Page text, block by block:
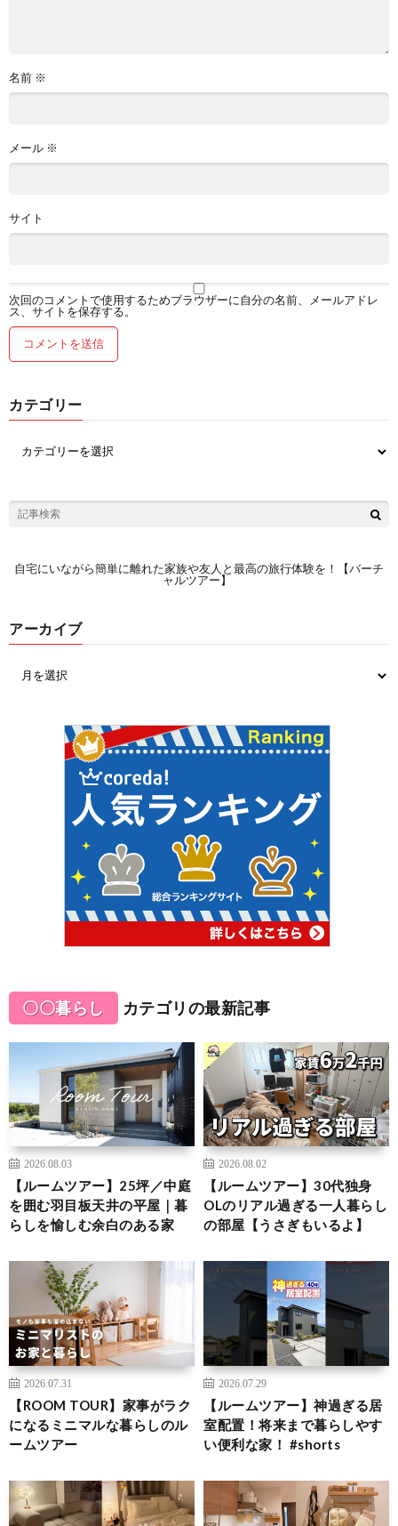
名前 ※
メール ※
サイト
次回のコメントで使用するためブラウザーに自分の名前、メールアドレ
ス、サイトを保存する。
カテゴリー
自宅にいながら簡単に離れた家族や友人と最高の旅行体験を！【バーチ
ャルツアー】
アーカイブ
〇〇暮らし カテゴリの最新記事
2026.08.03
【ルームツアー】25坪／中庭
を囲む羽目板天井の平屋｜暮
らしを愉しむ余白のある家
2026.08.02
【ルームツアー】30代独身
OLのリアル過ぎる一人暮らし
の部屋【うさぎもいるよ】
2026.07.31
【ROOM TOUR】家事がラク
になるミニマルな暮らしのル
ームツアー
2026.07.29
【ルームツアー】神過ぎる居
室配置！将来まで暮らしやす
い便利な家！ #shorts